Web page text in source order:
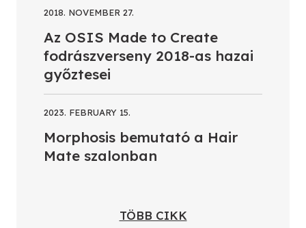
2018. NOVEMBER 27.
Az OSIS Made to Create
fodrászverseny 2018-as hazai
győztesei
2023. FEBRUARY 15.
Morphosis bemutató a Hair
Mate szalonban
TÖBB CIKK